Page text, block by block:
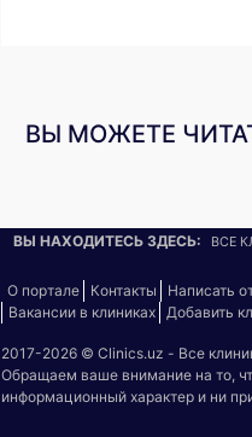
ВЫ МОЖЕТЕ
ВЫ НАХОДИТЕСЬ ЗДЕСЬ: ВСЕ
О портале Контакты Написать
Вакансии в клиниках
Добавить
2017-2026 © Clinics.uz - Все
Обращаем ваше внимание на то,
информационный характер и ни